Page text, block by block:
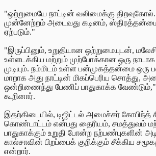
"ஒற்றுமையே நாட்டின் வலிமைக்கு
முன்னேற்றம் அடைவது கடினம்,
ஏற்படும்."
"இருப்பினும், உறுதியான ஒற்றுமையுடன்,
உள்ளடக்கிய மற்றும் முற்போக்கான ஒரு நாடாக
முடியும். நம்மிடம் உள்ள பன்முகத்தன்மை
மாறாக அது நாட்டின் மிகப்பெரிய சொத்து,
ஒன்றிணைந்து பேணிப் பாதுகாக்க
கூறினார்.
இதற்கிடையில், டிஜிட்டல் அமைச்சர் கோபிந்த்
கொண்டாட்டம் என்பது தைரியம், சமத்துவம்
பாதுகாக்கும் உறுதி போன்ற நற்பண்புகளின்
கால்சாவின் பிறப்பைக் குறிக்கும் சீக்கிய
என்றார்.